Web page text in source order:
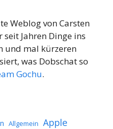
Weblog von Carsten
Jahren Dinge ins
und mal kürzeren
was Dobschat so
Gochu.
Allgemein Apple